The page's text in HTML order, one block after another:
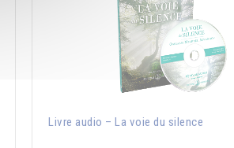
Livre audio – La voie du silence